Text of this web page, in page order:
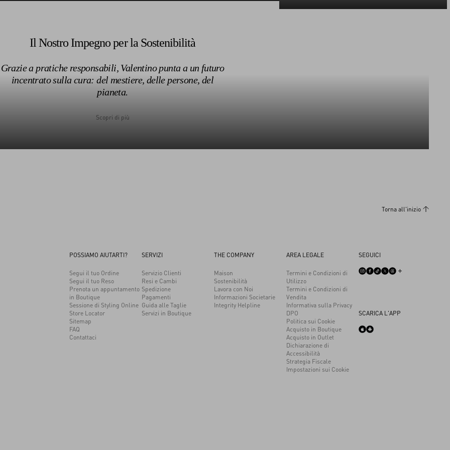
1962
1968
Il Nostro Impegno per la Sostenibilità
Grazie a pratiche responsabili, Valentino punta a un futuro
incentrato sulla cura: del mestiere, delle persone, del
pianeta.
Scopri di più
Torna all'inizio
POSSIAMO AIUTARTI?
Segui il tuo Ordine
Segui il tuo Reso
Prenota un appuntamento
in Boutique
Sessione di Styling Online
Store Locator
Sitemap
FAQ
Contattaci
SERVIZI
Servizio Clienti
Resi e Cambi
Spedizione
Pagamenti
Guida alle Taglie
Servizi in Boutique
THE COMPANY
Maison
Sostenibilità
Lavora con Noi
Informazioni Societarie
Integrity Helpline
AREA LEGALE
Termini e Condizioni di
Utilizzo
Termini e Condizioni di
Vendita
Informativa sulla Privacy
DPO
Politica sui Cookie
Acquisto in Boutique
Acquisto in Outlet
Dichiarazione di
Accessibilità
Strategia Fiscale
Impostazioni sui Cookie
SEGUICI
SCARICA L'APP